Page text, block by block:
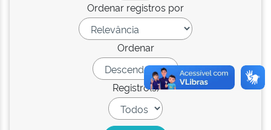
Ordenar registros por
Ordenar
Registro(s)